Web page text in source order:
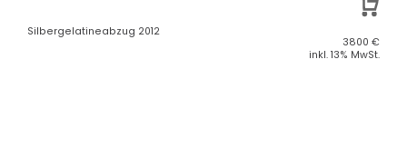
Silbergelatineabzug 2012
3800 €
inkl. 13% MwSt.